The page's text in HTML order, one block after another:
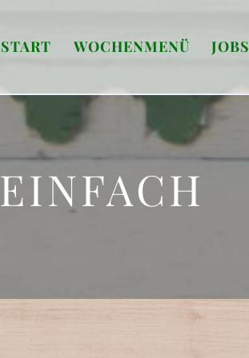
START WOCHENMENÜ JOBS